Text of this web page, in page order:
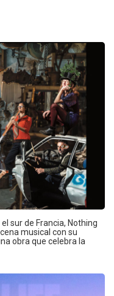
sur de Francia, Nothing
musical con su
obra que celebra la